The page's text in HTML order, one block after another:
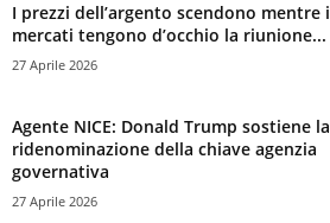
I prezzi dell’argento scendono mentre i
mercati tengono d’occhio la riunione...
27 Aprile 2026
Agente NICE: Donald Trump sostiene la
ridenominazione della chiave agenzia
governativa
27 Aprile 2026